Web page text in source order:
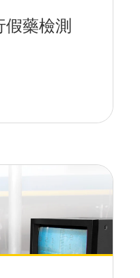
假藥檢測